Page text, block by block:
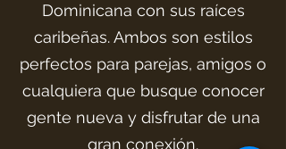
Dominicana con sus raíces
caribeñas. Ambos son estilos
perfectos para parejas, amigos o
cualquiera que busque conocer
gente nueva y disfrutar de una
gran conexión.